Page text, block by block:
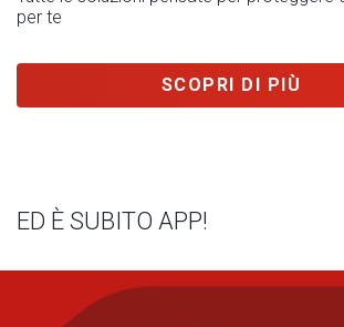
per te
SCOPRI DI PIÙ
ED È SUBITO APP!